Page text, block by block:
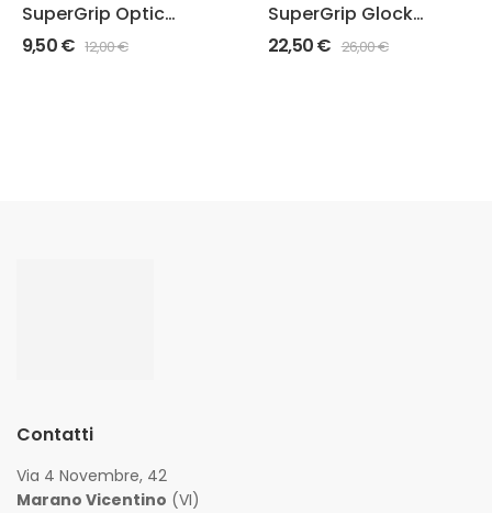
SuperGrip Optic
Glock 17-34 GEN
3-4
9,50€ 12,00€
SuperGrip Glock
17-34 GEN 3-4
22,50€ 26,00€
Contatti
Via 4 Novembre, 42
Marano Vicentino (VI)